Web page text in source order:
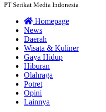
PT Serikat Media Indonesia
Homepage
News
Daerah
Wisata & Kuliner
Gaya Hidup
Hiburan
Olahraga
Potret
Opini
Lainnya